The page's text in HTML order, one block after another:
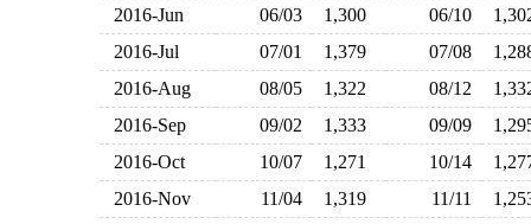
2016-Jun
06/03 1,300 06/10
2016-Jul
07/01 1,379 07/08
2016-Aug
08/05 1,322 08/12
2016-Sep
09/02 1,333 09/09
2016-Oct
10/07 1,271 10/14
2016-Nov
11/04 1,319 11/11